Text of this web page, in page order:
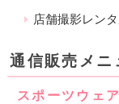
店舗撮影レン
通信販売メニ
スポーツウェ